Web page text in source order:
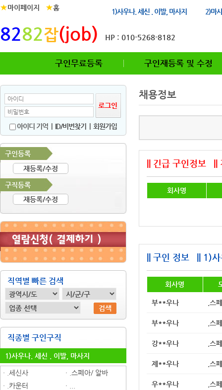
★마이페이지 ★홈
8282잡(job) HP : 010-5268-8182
1)사우나. 세신 . 이발, 마사지 2)마
구인무료등록 구인재등록 및 수정
아이디 기억 ID/비번찾기 회원가입
구인등록
재등록/수정
구직등록
재등록/수정
직역별 빠른 검색
검색
직종별 구인구직
1)사우나. 세신 . 이발, 마사지
· .세신사
· .스페아/ 알바
· .카운터
· ...
채용정보
|| 긴급 구인정보 ||
회사명
|| 구인 정보 || 1)
회사명
부**우나 .스
부**우나 .스
강**우나 .스
제**우나 .스
우**우나 .스